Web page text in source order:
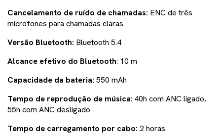
Cancelamento de ruído de chamadas: ENC de três
microfones para chamadas claras
Versão Bluetooth: Bluetooth 5.4
Alcance efetivo do Bluetooth: 10 m
Capacidade da bateria: 550 mAh
Tempo de reprodução de música: 40h com ANC ligado,
55h com ANC desligado
Tempo de carregamento por cabo: 2 horas